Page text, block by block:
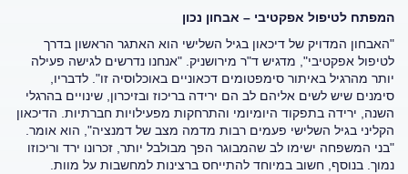
המפתח לטיפול אפקטיבי – אבחון נכון
"האבחון המדויק של דיכאון בגיל השלישי הוא האתגר הראשון בדרך
לטיפול אפקטיבי", מדגיש ד"ר מירושניק. "אנחנו נדרשים לגישה פעילה
יותר מהרגיל באיתור סימפטומים דכאוניים באוכלוסיה זו". לדבריו,
סימנים שיש לשים אליהם לב הם ירידה בריכוז ובזיכרון, שינויים בהרגלי
השנה, ירידה בתפקוד היומיומי והתרחקות מפעילויות חברתיות. הדיכאון
הקליני בגיל השלישי פעמים רבות מדמה מצב של דמנציה", הוא אומר.
"בני המשפחה ישימו לב שהמבוגר הפך מבולבל יותר, זכרונו ירד וריכוזו
נמוך. בנוסף, חשוב במיוחד להתייחס ברצינות למחשבות על מוות.